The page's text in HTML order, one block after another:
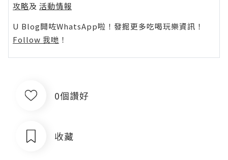
攻略及 活動情報
U Blog開咗WhatsApp啦！發掘更多吃喝玩樂資訊！
Follow 我哋 ！
0個讚好
收藏